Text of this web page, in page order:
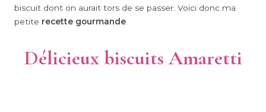
biscuit dont on aurait tors de se passer. Voici donc ma
petite recette gourmande
Délicieux biscuits Amaretti